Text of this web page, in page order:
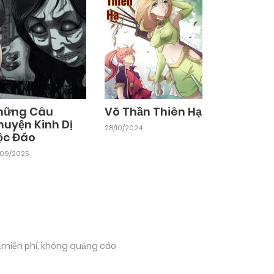
Câu
Kinh Dị
Đáo
2025
Võ Thần Thiên Hạ
28/10/2024
phí, không quảng cáo